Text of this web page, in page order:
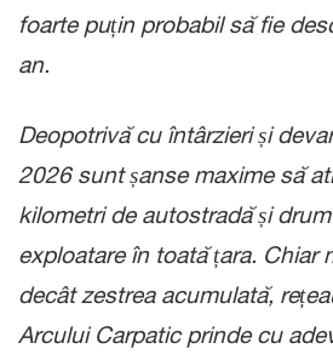
foarte puțin probabil să fie
an.
Deopotrivă cu întârzieri și
2026 sunt șanse maxime să
kilometri de autostradă și
exploatare în toată țara. Chiar
decât zestrea acumulată,
Arcului Carpatic prinde cu